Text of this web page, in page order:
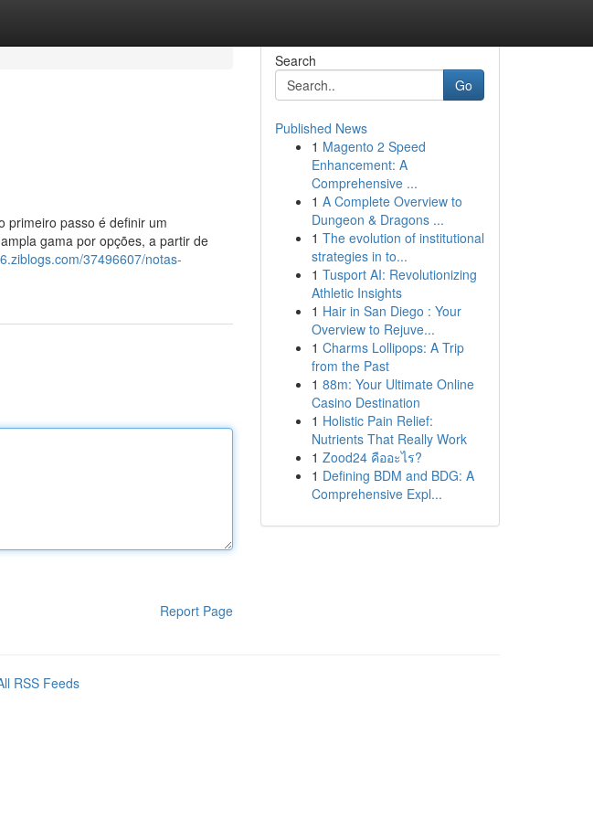
primeiro passo é definir um
gama por opções, a partir de
37496607/notas-
Report Page
Search
Go
Published News
1 Magento 2 Speed
Enhancement: A
Comprehensive ...
1 A Complete Overview to
Dungeon & Dragons ...
1 The evolution of institutional
strategies in to...
1 Tusport AI: Revolutionizing
Athletic Insights
1 Hair in San Diego : Your
Overview to Rejuve...
1 Charms Lollipops: A Trip
from the Past
1 88m: Your Ultimate Online
Casino Destination
1 Holistic Pain Relief:
Nutrients That Really Work
1 Zood24 คืออะไร?
1 Defining BDM and BDG: A
Comprehensive Expl...
RSS Feeds